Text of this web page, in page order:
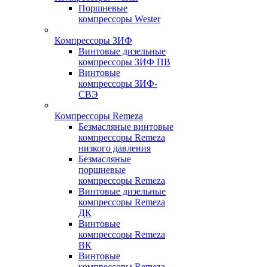
Поршневые
компрессоры Wester
Компрессоры ЗИФ
Винтовые дизельные
компрессоры ЗИФ ПВ
Винтовые
компрессоры ЗИФ-
СВЭ
Компрессоры Remeza
Безмасляные винтовые
компрессоры Remeza
низкого давления
Безмасляные
поршневые
компрессоры Remeza
Винтовые дизельные
компрессоры Remeza
ДК
Винтовые
компрессоры Remeza
ВК
Винтовые